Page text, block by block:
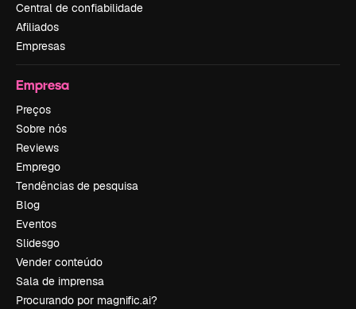
Central de confiabilidade
Afiliados
Empresas
Empresa
Preços
Sobre nós
Reviews
Emprego
Tendências de pesquisa
Blog
Eventos
Slidesgo
Vender conteúdo
Sala de imprensa
Procurando por magnific.ai?